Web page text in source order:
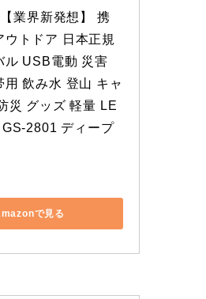
業界新発想】 携
ウトドア 日本正規
ル USB電動 災害
用 飲み水 登山 キャ
災 グッズ 軽量 LE
2801 ディープ
で見る